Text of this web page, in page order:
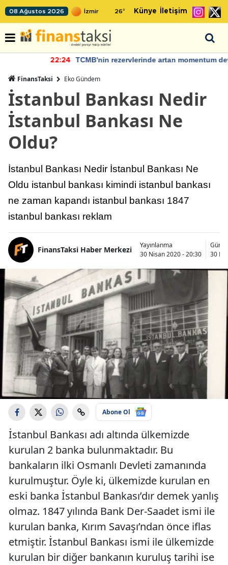
08 Ağustos 2026 26° Künye İletişim
TCMB'nin rezervlerinde artan momentum devam ediyor
FinansTaksi Eko Gündem
İstanbul Bankası Nedir
İstanbul Bankası Ne
Oldu?
İstanbul Bankası Nedir İstanbul Bankası Ne
Oldu istanbul bankası kimindi istanbul bankası
ne zaman kapandı istanbul bankası 1847
istanbul bankası reklam
FinansTaksi Haber Merkezi
Yayınlanma
30 Nisan 2020 - 20:30
30
Abone Ol
İstanbul Bankası adı altında ülkemizde
kurulan 2 banka bulunmaktadır. Bu
bankaların ilki Osmanlı Devleti zamanında
kurulmuştur. Öyle ki, ülkemizde kurulan en
eski banka İstanbul Bankası’dır demek yanlış
olmaz. 1847 yılında Bank Der-Saadet ismi ile
kurulan banka, Kırım Savaşı’ndan önce iflas
etmiştir. İstanbul Bankası ismi ile ülkemizde
kurulan bir diğer bankanın kuruluş tarihi ise